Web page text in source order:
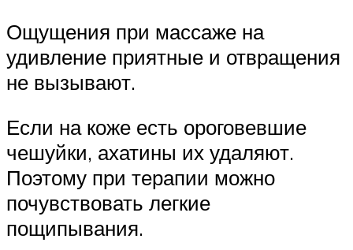
Ощущения при массаже на
удивление приятные и отвращения
не вызывают.
Если на коже есть ороговевшие
чешуйки, ахатины их удаляют.
Поэтому при терапии можно
почувствовать легкие
пощипывания.